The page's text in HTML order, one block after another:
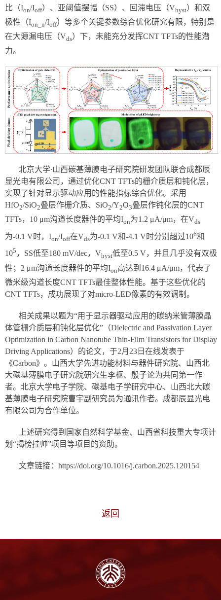
比（Ion/Ioff）、亚阈值摆幅（SS）、回滞电压（Vhyst）和双
极性（Ion_n/Ioff）等多个关键参数综合优化研究有限，特别是
在大源漏电压（Vds）下，未能充分发挥CNT TFTs的性能潜
力。
北京大学∙山西碳基薄膜电子研究院研发团队联合成都辰
显光电有限公司，通过优化CNT TFTs的栅介质层和钝化层，
实现了针对显示驱动应用的性能指标综合优化。采用
HfO2/SiO2叠层作栅介质、SiO2/Y2O3叠层作钝化层的CNT
TFTs，10 μm沟道长度器件的平均Ion为1.2 μA/μm，在Vds
为-0.1 V时，Ion/Ioff在Vds为-0.1 V和-4.1 V时分别超过106和
105 ，SS低至180 mV/dec，Vhyst低至0.5 V，并且几乎没有双极
性；2 μm沟道长度器件的平均Ion高达到16.4 μA/μm，代表了
微米级沟道长度CNT TFTs最佳整体性能。基于这些优化的
CNT TFTs，成功展现了对micro-LED像素的有效调制。
相关成果以题为“用于显示器驱动应用的碳纳米管薄膜晶
体管栅介质层和钝化层优化”（Dielectric and Passivation Layer
Optimization in Carbon Nanotube Thin-Film Transistors for Display
Driving Applications）的论文，于2月23日在线发表于
《Carbon》。山西大学先进功能材料与器件研究院、山西北
大碳基薄膜电子研究院研究生李枢、殷子论为共同第一作
者。北京大学电子学院、碳基电子学研究中心、山西北大碳
基薄膜电子研究院曹宇副研究员为通讯作者。成都辰显光电
有限公司为合作单位。
上述研究得到国家自然科学基金、山西省科技重大专项计
划“揭榜挂帅”项目等项目的资助。
文章链接：https://doi.org/10.1016/j.carbon.2025.120154
返回